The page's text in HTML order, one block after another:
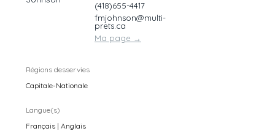
(418)655-4417
fmjohnson@multi-
prets.ca
Ma page →
Régions desservies
Capitale-Nationale
Langue(s)
Français | Anglais